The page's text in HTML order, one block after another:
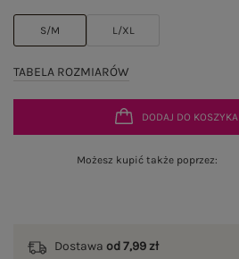
S/M L/XL
TABELA ROZMIARÓW
DODAJ DO KOSZYKA
Możesz kupić także poprzez:
Dostawa od 7,99 zł